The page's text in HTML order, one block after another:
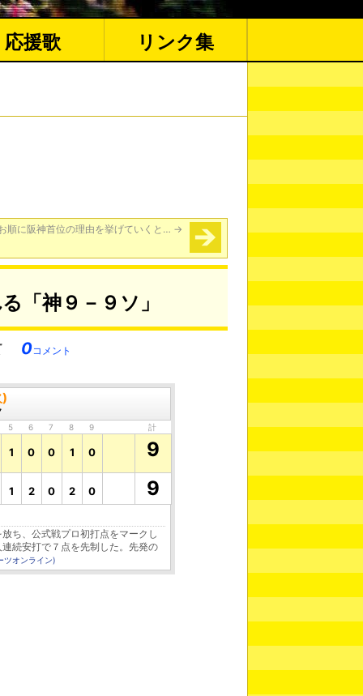
応援歌 リンク集
順に阪神首位の理由を挙げていくと… →
「神９－９ソ」
0コメント
5 6 7 8 9 計
1 0 0 1 0 9
1 2 0 2 0 9
ち、公式戦プロ初打点をマークし
続安打で７点を先制した。先発の
ツオンライン)